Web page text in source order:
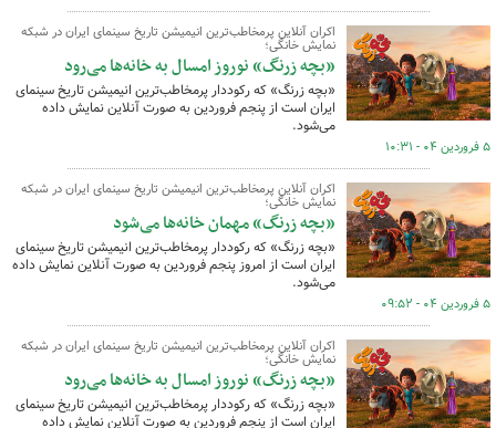
اکران آنلاین پرمخاطب‌ترین انیمیشن تاریخ سینمای ایران در شبکه
نمایش خانگی؛
«بچه‌ زرنگ» نوروز امسال به خانه‌ها می‌رود
«بچه زرنگ» که رکوددار پرمخاطب‌ترین انیمیشن تاریخ سینمای
ایران است از پنجم فروردین به صورت آنلاین نمایش داده
می‌شود.
۵ فروردین ۰۴ - ۱۰:۳۱
اکران آنلاین پرمخاطب‌ترین انیمیشن تاریخ سینمای ایران در شبکه
نمایش خانگی؛
«بچه‌ زرنگ» مهمان خانه‌ها می‌شود
«بچه زرنگ» که رکوددار پرمخاطب‌ترین انیمیشن تاریخ سینمای
ایران است از امروز پنجم فروردین به صورت آنلاین نمایش داده
می‌شود.
۵ فروردین ۰۴ - ۰۹:۵۲
اکران آنلاین پرمخاطب‌ترین انیمیشن تاریخ سینمای ایران در شبکه
نمایش خانگی؛
«بچه‌ زرنگ» نوروز امسال به خانه‌ها می‌رود
«بچه زرنگ» که رکوددار پرمخاطب‌ترین انیمیشن تاریخ سینمای
ایران است از پنجم فروردین به صورت آنلاین نمایش داده